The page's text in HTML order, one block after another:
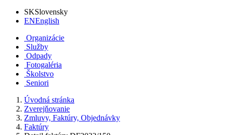
SKSlovensky
ENEnglish
Organizácie
Služby
Odpady
Fotogaléria
Školstvo
Seniori
Úvodná stránka
Zverejňovanie
Zmluvy, Faktúry, Objednávky
Faktúry